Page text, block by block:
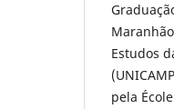
Estudos
pela